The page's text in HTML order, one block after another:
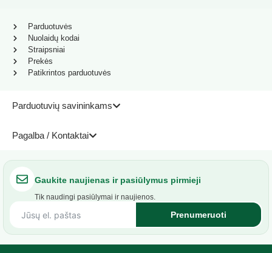
Parduotuvių savininkams
Pagalba / Kontaktai
Parduotuvės
Nuolaidų kodai
Straipsniai
Prekės
Patikrintos parduotuvės
Gaukite naujienas ir pasiūlymus pirmieji
Tik naudingi pasiūlymai ir naujienos.
Prenumeruoti